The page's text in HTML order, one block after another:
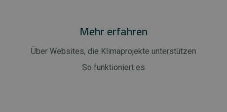
Mehr erfahren
Über Websites, die Klimaprojekte unterstützen
So funktioniert es